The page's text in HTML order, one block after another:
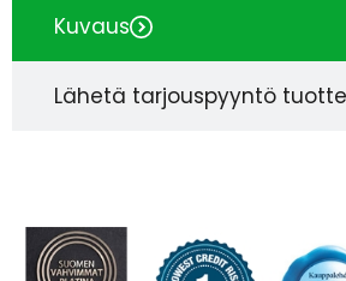
Kuvaus
Lähetä tarjouspyyntö